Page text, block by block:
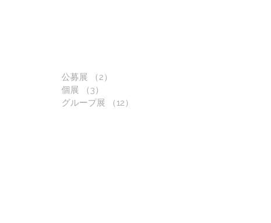
公募展 （2）
個展
（3）
グループ展
（12）